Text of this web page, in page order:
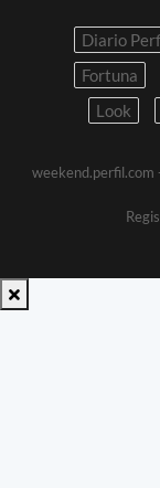
Diario
Fortuna
Look
weekend.perfil.com